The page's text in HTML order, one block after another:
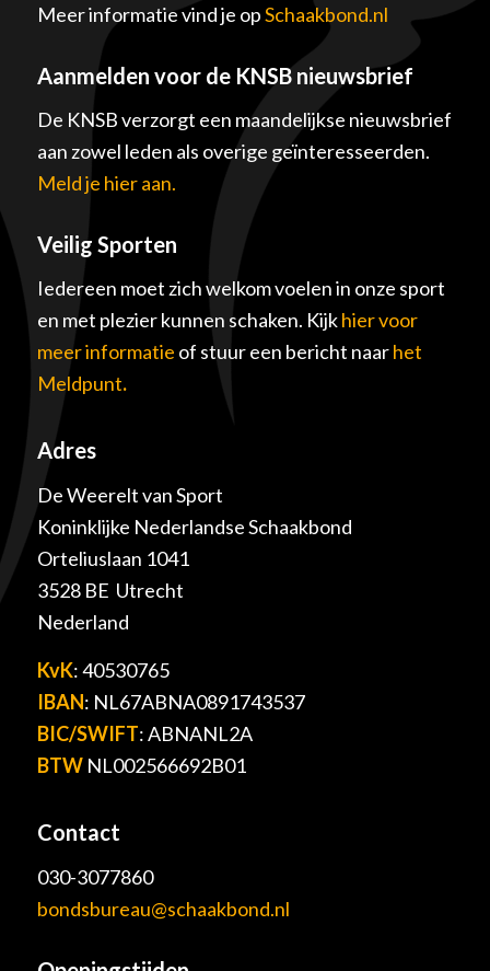
Meer informatie vind je opSchaakbond.nl
Aanmelden voor de KNSB nieuwsbrief
De KNSB verzorgt een maandelijkse nieuwsbrief
aan zowel leden als overige geïnteresseerden.
Meld je hier aan.
Veilig Sporten
Iedereen moet zich welkom voelen in onze sport
en met plezier kunnen schaken. Kijkhier voor
meer informatie of stuur een bericht naarhet
Meldpunt.
Adres
De Weerelt van Sport
Koninklijke Nederlandse Schaakbond
Orteliuslaan 1041
3528 BE Utrecht
Nederland
KvK: 40530765
IBAN: NL67ABNA0891743537
BIC/SWIFT: ABNANL2A
BTWNL002566692B01
Contact
030-3077860
bondsbureau@schaakbond.nl